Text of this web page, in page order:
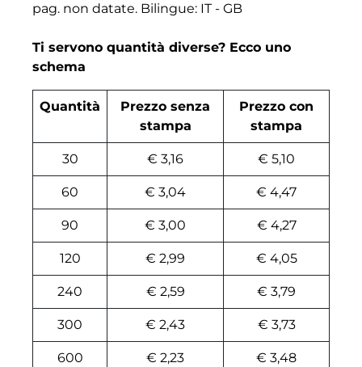
pag. non datate. Bilingue: IT - GB
Ti servono quantità diverse? Ecco uno
schema
Quantità
Prezzo senza
stampa
Prezzo con
stampa
30 € 3,16 € 5,10
60 € 3,04 € 4,47
90 € 3,00 € 4,27
120 € 2,99 € 4,05
240 € 2,59 € 3,79
300 € 2,43 € 3,73
600 € 2,23 € 3,48